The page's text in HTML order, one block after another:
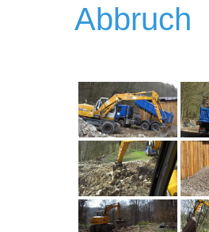
Abbruch